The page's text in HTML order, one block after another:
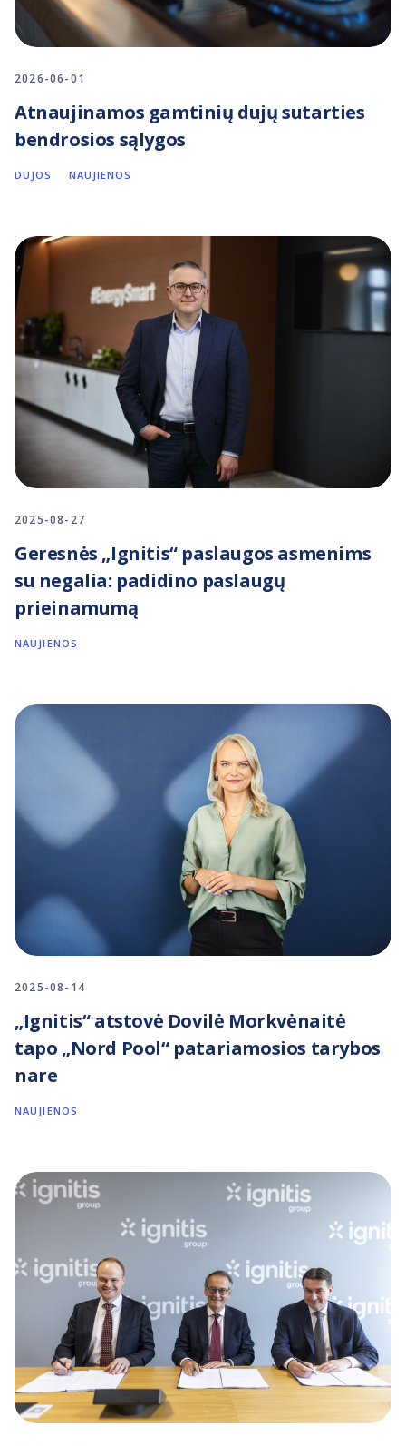
2026-06-01
Atnaujinamos gamtinių dujų sutarties
bendrosios sąlygos
DUJOS NAUJIENOS
2025-08-27
Geresnės „Ignitis“ paslaugos asmenims
su negalia: padidino paslaugų
prieinamumą
NAUJIENOS
2025-08-14
„Ignitis“ atstovė Dovilė Morkvėnaitė
tapo „Nord Pool“ patariamosios tarybos
nare
NAUJIENOS